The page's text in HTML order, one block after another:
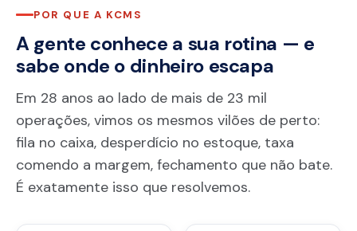
POR QUE A KCMS
A gente conhece a sua rotina — e
sabe onde o dinheiro escapa
Em 28 anos ao lado de mais de 23 mil
operações, vimos os mesmos vilões de perto:
fila no caixa, desperdício no estoque, taxa
comendo a margem, fechamento que não bate.
É exatamente isso que resolvemos.